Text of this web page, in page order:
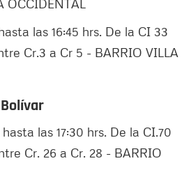
las 16:45 hrs. De la CI 33
Cr.3 a Cr 5 - BARRIO VILLA
las 17:30 hrs. De la CI.70
Cr. 26 a Cr. 28 - BARRIO